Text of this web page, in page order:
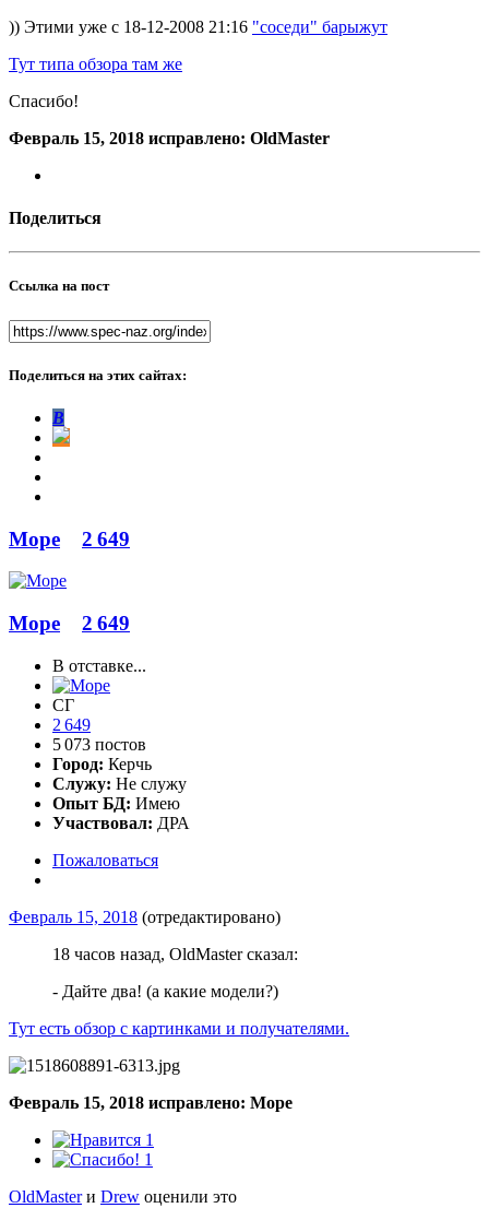
)) Этими уже с 18-12-2008 21:16 "соседи" барыжут
Тут типа обзора там же
Спасибо!
Февраль 15, 2018 исправлено: OldMaster
Поделиться
Ссылка на пост
Поделиться на этих сайтах:
В
Море 2 649
Море 2 649
В отставке...
СГ
2 649
5 073 постов
Город: Керчь
Служу: Не служу
Опыт БД: Имею
Участвовал: ДРА
Пожаловаться
Февраль 15, 2018 (отредактировано)
18 часов назад, OldMaster сказал:
- Дайте два! (а какие модели?)
Тут есть обзор с картинками и получателями.
Февраль 15, 2018 исправлено: Море
1
1
OldMasterи Drew оценили это